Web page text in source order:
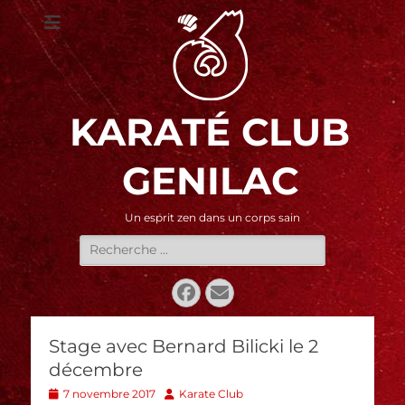
KARATÉ CLUB
GENILAC
Un esprit zen dans un corps sain
Rechercher :
Facebook
E-
mail
Stage avec Bernard Bilicki le 2
décembre
Posted
7 novembre 2017 Author
Karate Club